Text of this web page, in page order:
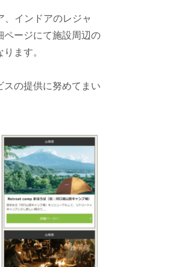
、インドアのレジャ
ページにて施設周辺の
ます。
スの提供に努めてまい